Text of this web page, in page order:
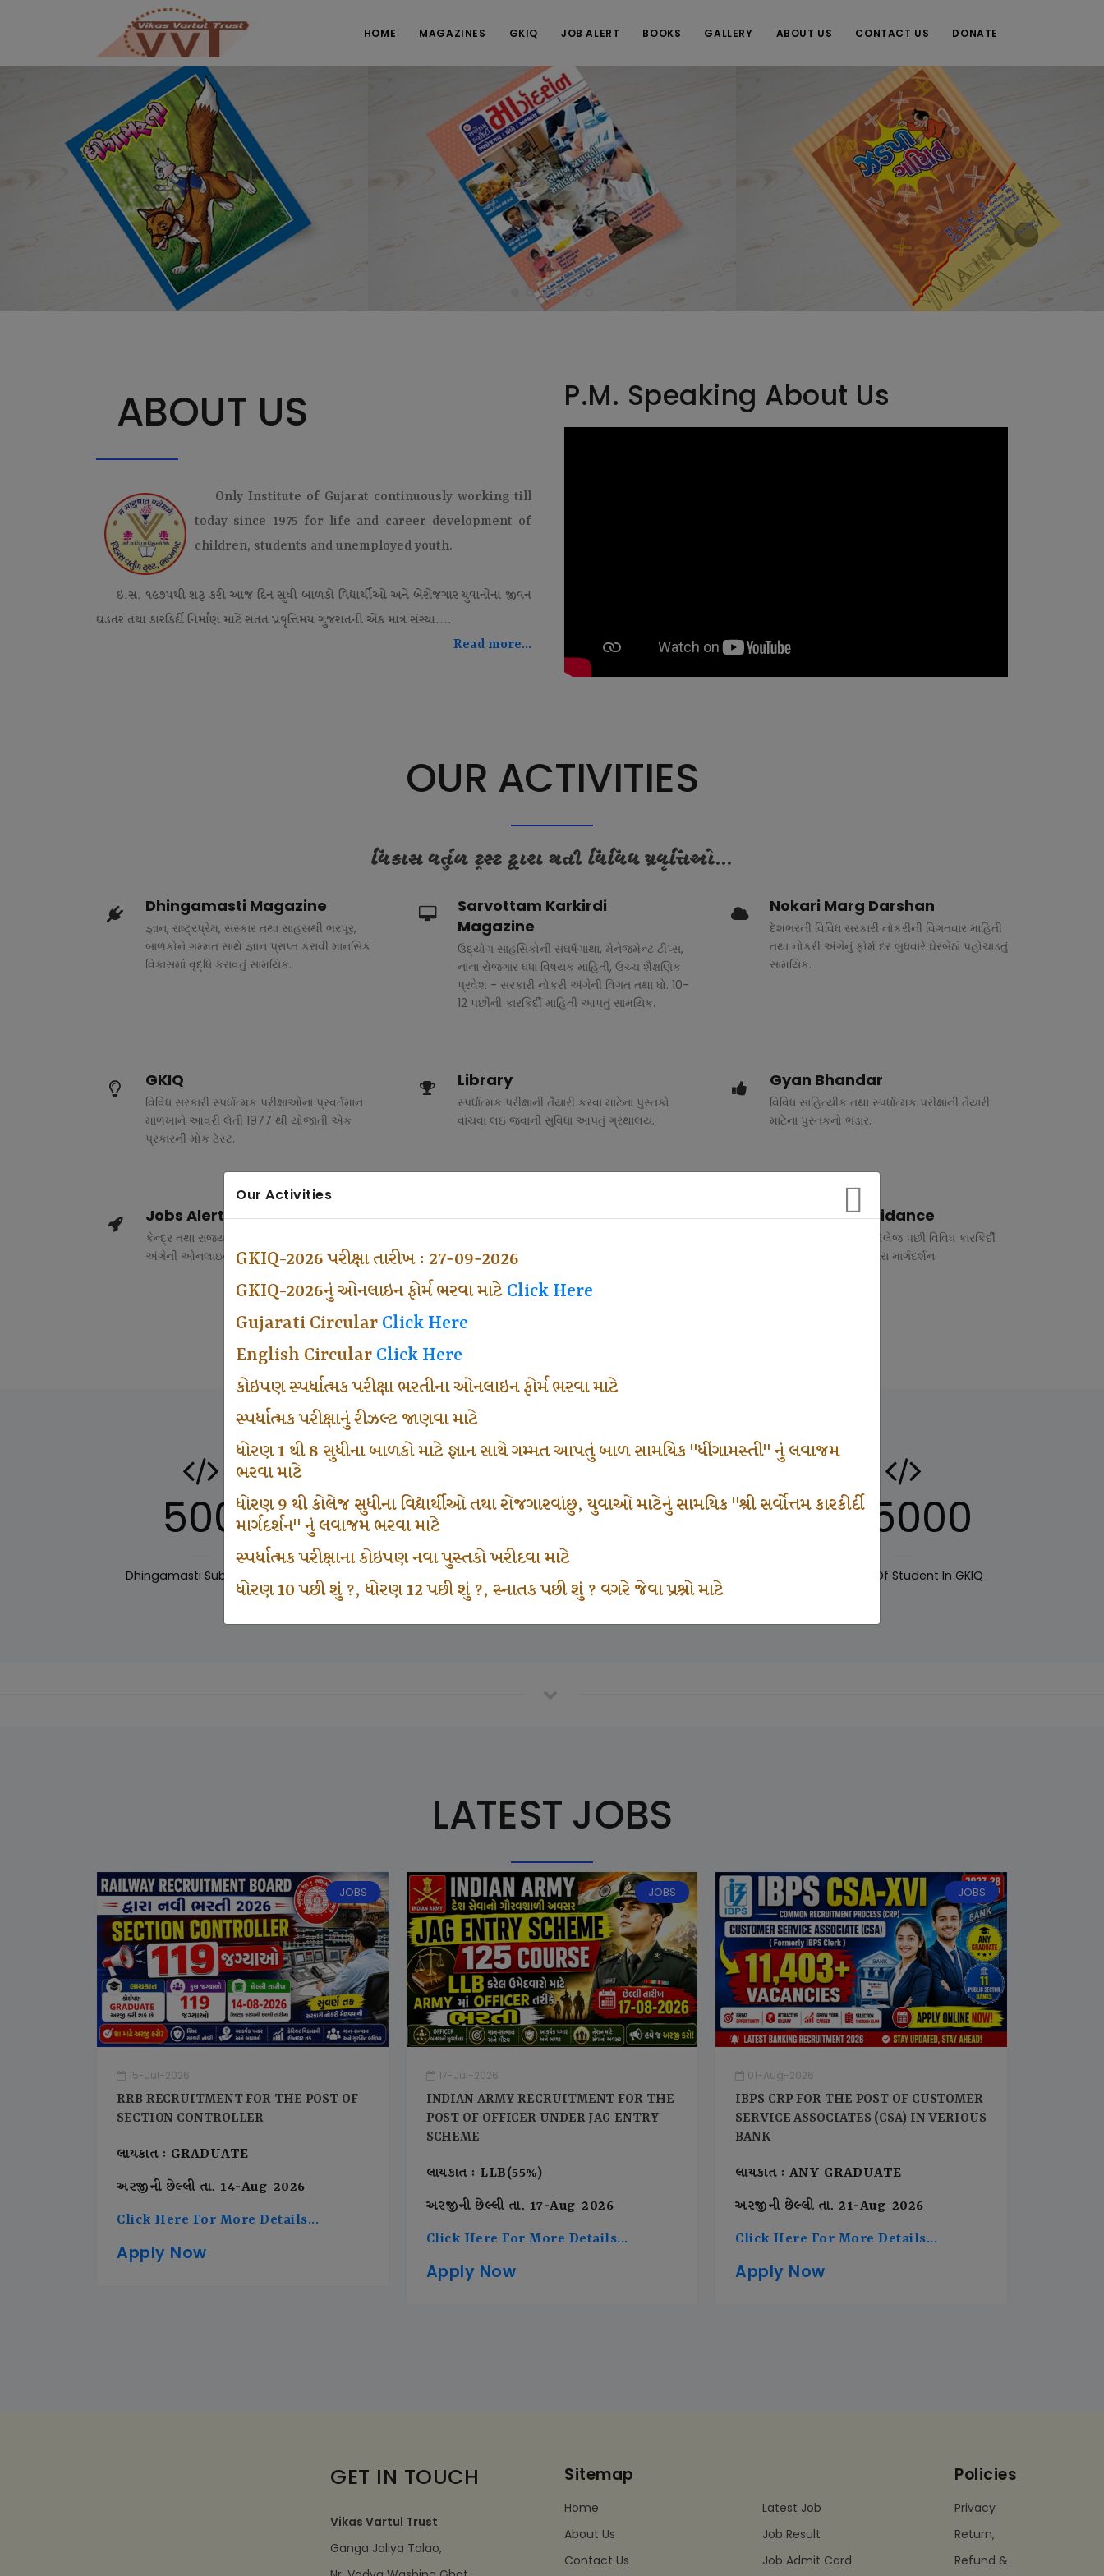
HOME MAGAZINES GKIQ JOB ALERT BOOKS GALLERY ABOUT US CONTACT US DONATE
Our Activities
GKIQ-2026 પરીક્ષા તારીખ : 27-09-2026
GKIQ-2026નું ઓનલાઇન ફોર્મ ભરવા માટે Click Here
Gujarati Circular Click Here
English Circular Click Here
કોઇપણ સ્પર્ધાત્મક પરીક્ષા ભરતીના ઓનલાઇન ફોર્મ ભરવા માટે
સ્પર્ધાત્મક પરીક્ષાનું રીઝલ્ટ જાણવા માટે
ધોરણ 1 થી 8 સુધીના બાળકો માટે જ્ઞાન સાથે ગમ્મત આપતું બાળ સામયિક "ધીંગામસ્તી" નું લવાજમ
ભરવા માટે
ધોરણ 9 થી કોલેજ સુધીના વિદ્યાર્થીઓ તથા રોજગારવાંછુ, યુવાઓ માટેનું સામયિક "શ્રી સર્વોત્તમ કારકીર્દી
માર્ગદર્શન" નું લવાજમ ભરવા માટે
સ્પર્ધાત્મક પરીક્ષાના કોઇપણ નવા પુસ્તકો ખરીદવા માટે
ધોરણ 10 પછી શું ?, ધોરણ 12 પછી શું ?, સ્નાતક પછી શું ? વગરે જેવા પ્રશ્નો માટે
ABOUT US
Only Institute of Gujarat continuously working till
today since 1975 for life and career development of
children, students and unemployed youth.
ઇ.સ. ૧૯૭૫થી શરૂ કરી આજ દિન સુધી બાળકો વિદ્યાર્થીઓ અને બેરોજગાર યુવાનોના જીવન
ઘડતર તથા કારકિર્દી નિર્માણ માટે સતત પ્રવૃત્તિમય ગુજરાતની એક માત્ર સંસ્થા....
Read more...
P.M. Speaking About Us
OUR ACTIVITIES
વિકાસ વર્તુળ ટ્રસ્ટ દ્વારા થતી વિવિધ પ્રવૃત્તિઓ...
Dhingamasti Magazine
જ્ઞાન, રાષ્ટ્રપ્રેમ, સંસ્કાર તથા સાહસથી ભરપૂર,
બાળકોને ગમ્મત સાથે જ્ઞાન પ્રાપ્ત કરાવી માનસિક
વિકાસમાં વૃદ્ધિ કરાવતું સામયિક.
Sarvottam Karkirdi
Magazine
ઉદ્યોગ સાહસિકોની સંઘર્ષગાથા, મેનેજમેન્ટ ટીપ્સ,
નાના રોજગાર ધંધા વિષયક માહિતી, ઉચ્ચ શૈક્ષણિક
પ્રવેશ - સરકારી નોકરી અંગેની વિગત તથા ધો. 10-
12 પછીની કારકિર્દી માહિતી આપતું સામયિક.
Nokari Marg Darshan
દેશભરની વિવિધ સરકારી નોકરીની વિગતવાર માહિતી
તથા નોકરી અંગેનું ફોર્મ દર બુધવારે ઘેરબેઠાં પહોચાડતું
સામયિક.
GKIQ
વિવિધ સરકારી સ્પર્ધાત્મક પરીક્ષાઓના પ્રવર્તમાન
માળખાને આવરી લેતી 1977 થી યોજાતી એક
પ્રકારની મોક ટેસ્ટ.
Library
સ્પર્ધાત્મક પરીક્ષાની તૈયારી કરવા માટેના પુસ્તકો
વાંચવા લઇ જવાની સુવિધા આપતું ગ્રંથાલય.
Gyan Bhandar
વિવિધ સાહિત્યીક તથા સ્પર્ધાત્મક પરીક્ષાની તૈયારી
માટેના પુસ્તકનો ભંડાર.
Jobs Alert
કેન્દ્ર તથા રાજ્ય સરકારના વિવિધ વિભાગોમાં ભરતી
અંગેની ઓનલાઇન માહિતી.
Competitive Exam Class
હેતુ ફક્ત વ્યવસ્થા ખર્ચ લઇ ચલાવતા વર્ગ.
Vocational Guidance
ધોરણ 10 અને 12 તથા કોલેજ પછી વિવિધ કારકિર્દી
અંગે રૂબરુ તથા ફોન દ્વારા માર્ગદર્શન.
500
Dhingamasti Subscription
670 1000 125000
Number Of Student In GKIQ
LATEST JOBS
JOBS
15-Jul-2026
RRB RECRUITMENT FOR THE POST OF
SECTION CONTROLLER
લાયકાત : GRADUATE
અરજીની છેલ્લી તા. 14-Aug-2026
Click Here For More Details...
Apply Now
JOBS
17-Jul-2026
INDIAN ARMY RECRUITMENT FOR THE
POST OF OFFICER UNDER JAG ENTRY
SCHEME
લાયકાત : LLB(55%)
અરજીની છેલ્લી તા. 17-Aug-2026
Click Here For More Details...
Apply Now
JOBS
01-Aug-2026
IBPS CRP FOR THE POST OF CUSTOMER
SERVICE ASSOCIATES (CSA) IN VERIOUS
BANK
લાયકાત : ANY GRADUATE
અરજીની છેલ્લી તા. 21-Aug-2026
Click Here For More Details...
Apply Now
GET IN TOUCH
Vikas Vartul Trust
Ganga Jaliya Talao,
Sitemap
Home
About Us
Contact Us
Latest Job
Job Result
Job Admit Card
Policies
Privacy
Return,
Refund &